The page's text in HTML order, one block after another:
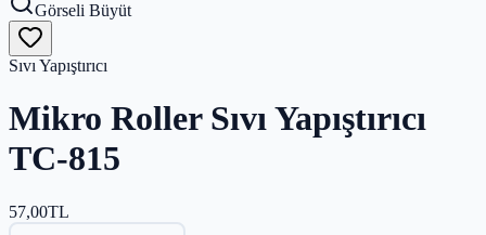
Görseli Büyüt
Sıvı Yapıştırıcı
Mikro Roller Sıvı Yapıştırıcı
TC-815
57,00TL